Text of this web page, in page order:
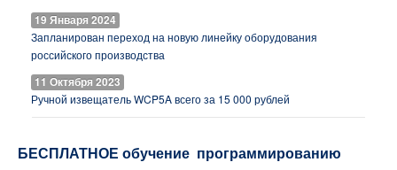
19 Января 2024
Запланирован переход на новую линейку оборудования
российского производства
11 Октября 2023
Ручной извещатель WCP5A всего за 15 000 рублей
БЕСПЛАТНОЕ обучение программированию